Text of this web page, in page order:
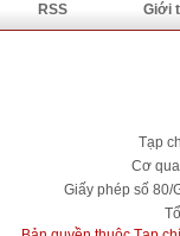
RSS Giới
Tạp
Cơ
Giấy phép số 80/